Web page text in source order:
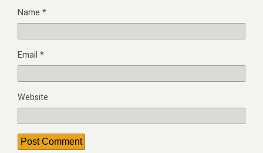
Name *
Email *
Website